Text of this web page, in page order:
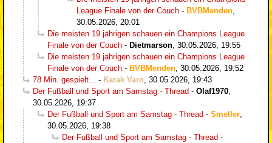
League Finale von der Couch - BVBMenden
30.05.2026, 20:01
Die meisten 19 jährigen schauen ein Champions League
Finale von der Couch - Dietmarson 30.05.2026, 19:55
Die meisten 19 jährigen schauen ein Champions League
Finale von der Couch - BVBMenden 30.05.2026, 19:52
78 Min. gespielt...
- Karak Varn 30.05.2026, 19:43
Der Fußball und Sport am Samstag - Thread - Olaf1970
30.05.2026, 19:37
Der Fußball und Sport am Samstag - Thread - Smeller
30.05.2026, 19:38
Der Fußball und Sport am Samstag - Thread -